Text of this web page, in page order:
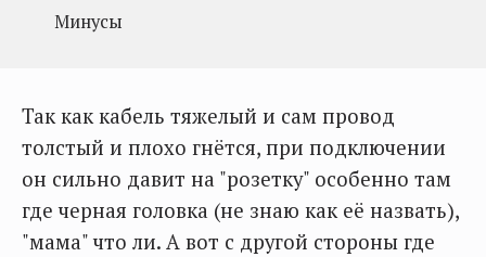
Минусы
Так как кабель тяжелый и сам провод
толстый и плохо гнётся, при подключении
он сильно давит на "розетку" особенно там
где черная головка (не знаю как её назвать),
"мама" что ли. А вот с другой стороны где